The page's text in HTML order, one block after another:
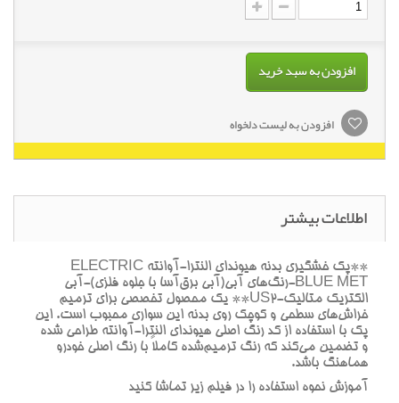
افزودن به سبد خرید
افزودن به لیست دلخواه
اطلاعات بیشتر
**پک خشگيري بدنه هيونداي النترا-آوانته ELECTRIC
BLUE MET-رنگ‌هاي آبي(آبي برق‌آسا با جلوه فلزي)-آبي
الکتريک متاليک-US2** يک محصول تخصصي براي ترميم
خراش‌هاي سطحي و کوچک روي بدنه اين سواري محبوب است. اين
پک با استفاده از کد رنگ اصلي هيونداي النترا-آوانته طراحي شده
و تضمين مي‌کند که رنگ ترميم‌شده کاملاً با رنگ اصلي خودرو
هماهنگ باشد.
آموزش نحوه استفاده را در فيلم زير تماشا کنيد